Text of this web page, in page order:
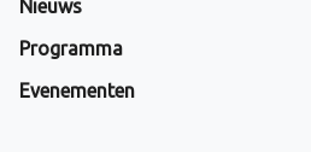
Nieuws
Programma
Evenementen